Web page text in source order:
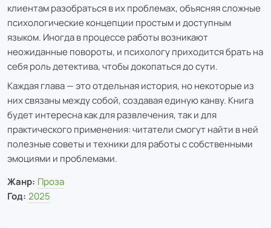
клиентам разобраться в их проблемах, объясняя сложные
психологические концепции простым и доступным
языком. Иногда в процессе работы возникают
неожиданные повороты, и психологу приходится брать на
себя роль детектива, чтобы докопаться до сути.
Каждая глава — это отдельная история, но некоторые из
них связаны между собой, создавая единую канву. Книга
будет интересна как для развлечения, так и для
практического применения: читатели смогут найти в ней
полезные советы и техники для работы с собственными
эмоциями и проблемами.
Жанр: Проза
Год: 2025